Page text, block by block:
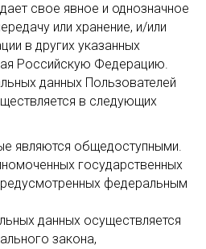
свое явное и однозначное
или хранение, и/или
в других указанных
Российскую Федерацию.
данных Пользователей
в следующих
являются общедоступными.
государственных
федеральным
данных осуществляется
закона,